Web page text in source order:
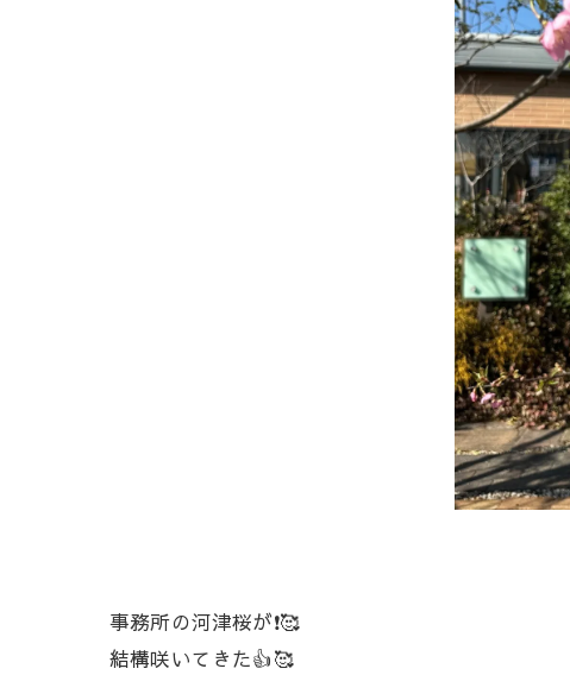
事務所の河津桜が❗🥰
結構咲いてきた👍🥰